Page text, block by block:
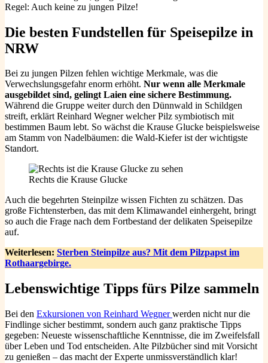
Regel: Auch keine zu jungen Pilze!
Die besten Fundstellen für Speisepilze in
NRW
Bei zu jungen Pilzen fehlen wichtige Merkmale, was die
Verwechslungsgefahr enorm erhöht. Nur wenn alle Merkmale
ausgebildet sind, gelingt Laien eine sichere Bestimmung.
Während die Gruppe weiter durch den Dünnwald in Schildgen
streift, erklärt Reinhard Wegner welcher Pilz symbiotisch mit
bestimmen Baum lebt. So wächst die Krause Glucke beispielsweise
am Stamm von Nadelbäumen: die Wald-Kiefer ist der wichtigste
Standort.
Rechts die Krause Glucke
Auch die begehrten Steinpilze wissen Fichten zu schätzen. Das
große Fichtensterben, das mit dem Klimawandel einhergeht, bringt
so auch die Frage nach dem Fortbestand der delikaten Speisepilze
auf.
Weiterlesen: Sterben Steinpilze aus? Mit dem Pilzpapst im
Rothaargebirge.
Lebenswichtige Tipps fürs Pilze sammeln
Bei den Exkursionen von Reinhard Wegnerwerden nicht nur die
Findlinge sicher bestimmt, sondern auch ganz praktische Tipps
gegeben: Neueste wissenschaftliche Kenntnisse, die im Zweifelsfall
über Leben und Tod entscheiden. Alte Pilzbücher sind mit Vorsicht
zu genießen – das macht der Experte unmissverständlich klar!